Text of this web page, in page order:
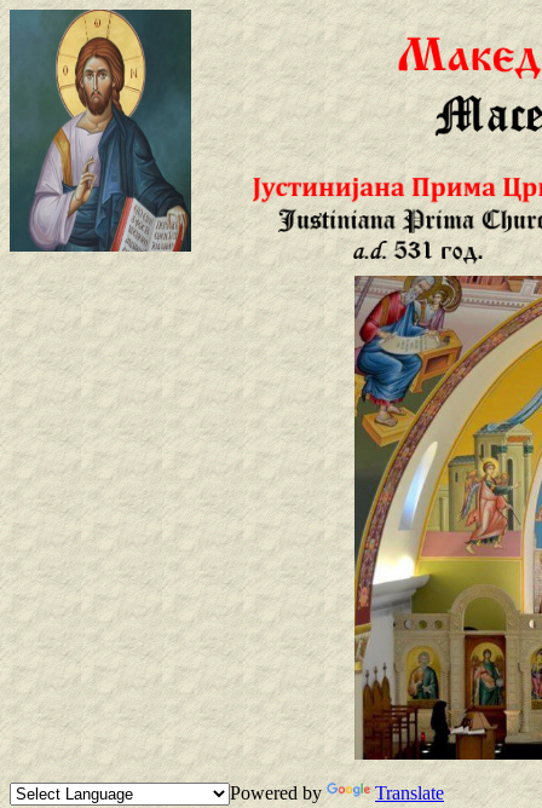
Powered by Translate